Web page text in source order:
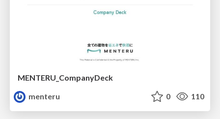
MENTERU_CompanyDeck
menteru
0 110